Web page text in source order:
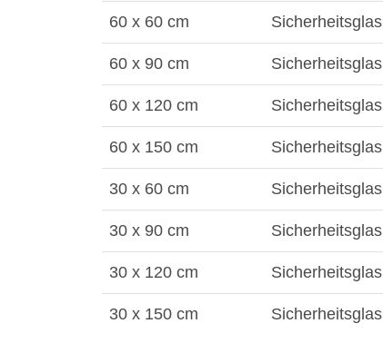
60 x 60 cm Sicherheitsglas
60 x 90 cm Sicherheitsglas
60 x 120 cm Sicherheitsglas
60 x 150 cm Sicherheitsglas
30 x 60 cm Sicherheitsglas
30 x 90 cm Sicherheitsglas
30 x 120 cm Sicherheitsglas
30 x 150 cm Sicherheitsglas